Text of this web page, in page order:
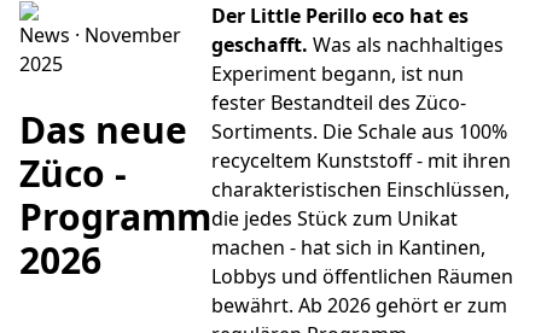
News · November
2025
Das neue
Züco -
Programm
2026
Der Little Perillo eco hat es
geschafft. Was als nachhaltiges
Experiment begann, ist nun
fester Bestandteil des Züco-
Sortiments. Die Schale aus 100%
recyceltem Kunststoff - mit ihren
charakteristischen Einschlüssen,
die jedes Stück zum Unikat
machen - hat sich in Kantinen,
Lobbys und öffentlichen Räumen
bewährt. Ab 2026 gehört er zum